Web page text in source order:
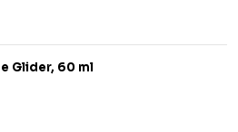
Glider, 60 ml